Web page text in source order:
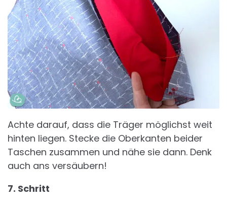
Achte darauf, dass die Träger möglichst weit
hinten liegen. Stecke die Oberkanten beider
Taschen zusammen und nähe sie dann. Denk
auch ans versäubern!
7. Schritt